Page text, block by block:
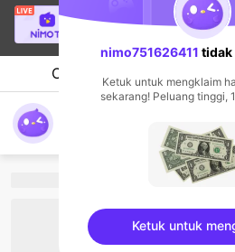
sedang
570 Penonton
Chat Streamer
nimo751626411 tidak
Ketuk untuk mengklaim
sekarang! Peluang tinggi,
Ketuk untuk